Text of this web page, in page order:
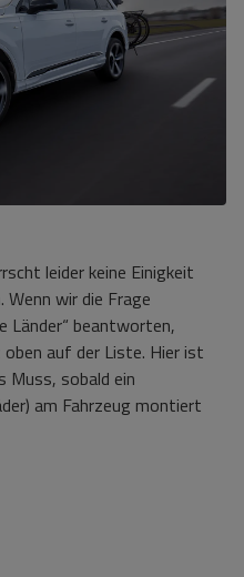
leider keine Einigkeit
wir die Frage
Länder“ beantworten,
auf der Liste. Hier ist
Muss, sobald ein
am Fahrzeug montiert